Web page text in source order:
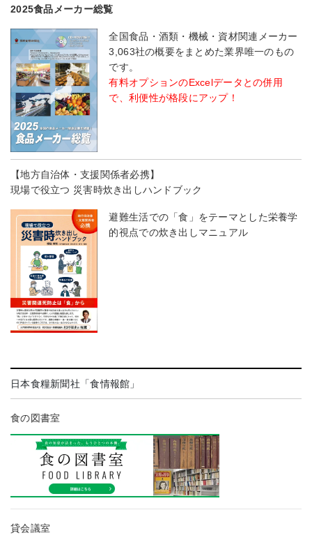
2025食品メーカー総覧
全国食品・酒類・機械・資材関連メーカー
3,063社の概要をまとめた業界唯一のもの
です。
有料オプションのExcelデータとの併用
で、利便性が格段にアップ！
【地方自治体・支援関係者必携】
現場で役立つ 災害時炊き出しハンドブック
避難生活での「食」をテーマとした栄養学
的視点での炊き出しマニュアル
日本食糧新聞社「食情報館」
食の図書室
貸会議室